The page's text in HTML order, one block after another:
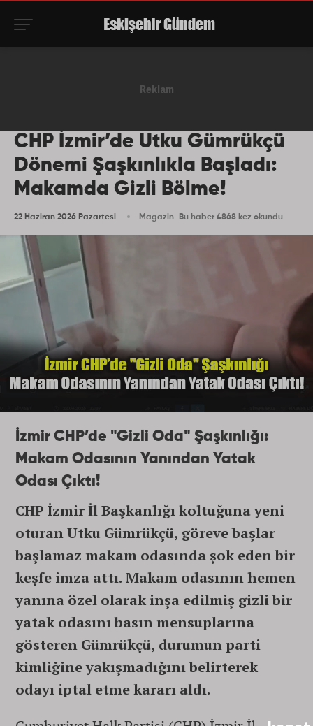
CHP İzmir’de Utku Gümrükçü
Dönemi Şaşkınlıkla Başladı:
Makamda Gizli Bölme!
22 Haziran 2026 Pazartesi Magazin Bu haber 4868 kez okundu
İzmir CHP’de "Gizli Oda" Şaşkınlığı:
Makam Odasının Yanından Yatak
Odası Çıktı!
CHP İzmir İl Başkanlığı koltuğuna yeni
oturan Utku Gümrükçü, göreve başlar
başlamaz makam odasında şok eden bir
keşfe imza attı. Makam odasının hemen
yanına özel olarak inşa edilmiş gizli bir
yatak odasını basın mensuplarına
gösteren Gümrükçü, durumun parti
kimliğine yakışmadığını belirterek
odayı iptal etme kararı aldı.